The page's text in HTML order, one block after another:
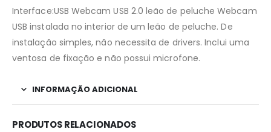
Interface:USB Webcam USB 2.0 leão de peluche Webcam
USB instalada no interior de um leão de peluche. De
instalação simples, não necessita de drivers. Inclui uma
ventosa de fixação e não possui microfone.
INFORMAÇÃO ADICIONAL
PRODUTOS RELACIONADOS